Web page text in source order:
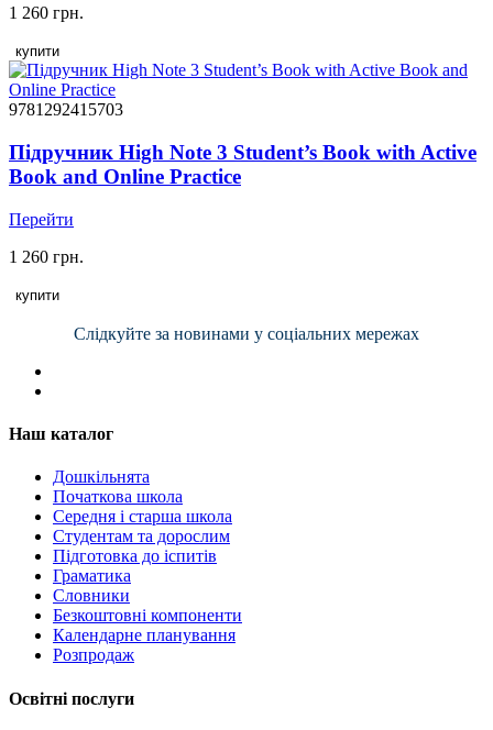
1 260 грн.
купити
9781292415703
Підручник High Note 3 Student’s Book with Active
Book and Online Practice
Перейти
1 260 грн.
купити
Слідкуйте за новинами у соціальних мережах
Наш каталог
Дошкільнята
Початкова школа
Середня і старша школа
Студентам та дорослим
Підготовка до іспитів
Граматика
Словники
Безкоштовні компоненти
Календарне планування
Розпродаж
Освітні послуги